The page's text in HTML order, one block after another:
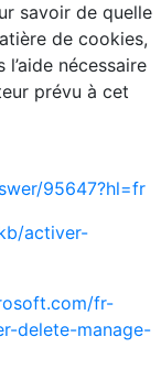
savoir de quelle
de cookies,
nécessaire
prévu à cet
95647?hl=fr
activer-
fr-
delete-manage-